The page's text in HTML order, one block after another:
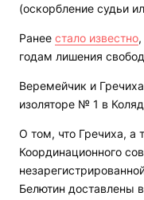
(оскорбление судьи
Ранее стало известно
годам лишения
Веремейчик и
изоляторе № 1 в
О том, что Гречиха, а
Координационного
Белютин доставлены